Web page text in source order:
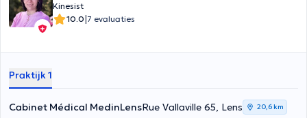
Kinesist
10.0|7 evaluaties
Praktijk 1
Cabinet Médical MedinLensRue Vallaville 65, Lens 20,6 km